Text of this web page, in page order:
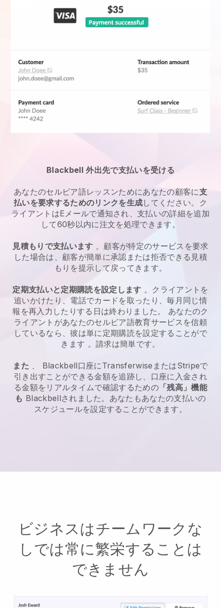
Blackbell 外出先で支払いを受ける
あなたのセルビア語レッスンためにあなたの顧客に支
払いを要求するためのリンクを生成してください。ク
ライアントはEメールで通知され、支払いの詳細を追加
して60秒以内に注文を処理できます。
見積もりで支払います 。顧客が特定のサービスを要求
した場合は、顧客が簡単に承認または拒否できる見積
もりを提示して戻ってきます。
定期支払いと定期購読を設定します 。クライアントを
追いかけたり、電話でカードを取ったり、毎月同じ情
報を再入力したりする日は終わりました。 あなたのク
ライアントがあなたのセルビア語教育サービスを信頼
しているなら、彼は単に定期購読を設定することがで
きます 。請求は簡単です。
また 、 Blackbell口座にTransferwise またはStripeで
引き出すことができる金額を追跡し、口座に入金され
る金額をリアルタイムで確認するための「残高」機能
も Blackbellされました。あなたもあなたの支払いの
スケジュールを設定することができます。
ビジネスはチームワークな
しでは常に繁栄することは
できません